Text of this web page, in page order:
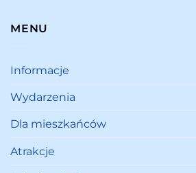
MENU
Informacje
Wydarzenia
Dla mieszkańców
Atrakcje